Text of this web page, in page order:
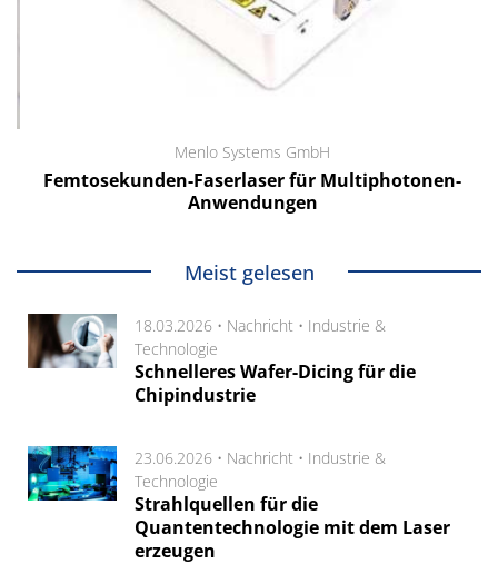
Menlo Systems GmbH
Femtosekunden-Faserlaser für Multiphotonen-
Anwendungen
Meist gelesen
18.03.2026 • Nachricht • Industrie &
Technologie
Schnelleres Wafer-Dicing für die
Chipindustrie
23.06.2026 • Nachricht • Industrie &
Technologie
Strahlquellen für die
Quantentechnologie mit dem Laser
erzeugen